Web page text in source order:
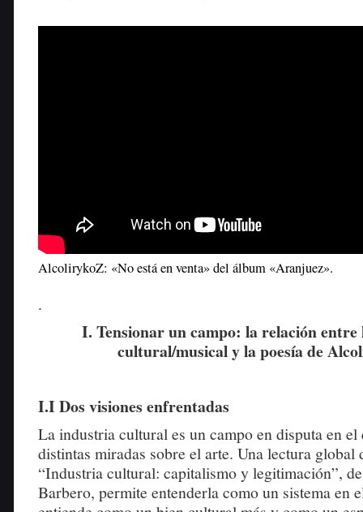
AlcolirykoZ: «No está en venta» del álbum «Aranjuez».
.
I. Tensionar un campo: la relación
cultural/musical y la poesía de
I.I Dos visiones enfrentadas
La industria cultural es un campo en disputa en
distintas miradas sobre el arte. Una lectura global
“Industria cultural: capitalismo y legitimación”,
Barbero, permite entenderla como un sistema en